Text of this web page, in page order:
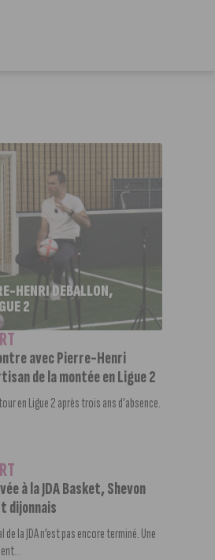
HENRI DEBALLON,
2
avec Pierre-Henri
de la montée en Ligue 2
en Ligue 2 après trois ans d’absence.
à la JDA Basket, Shevon
dijonnais
la JDA n’est pas encore terminé. Une